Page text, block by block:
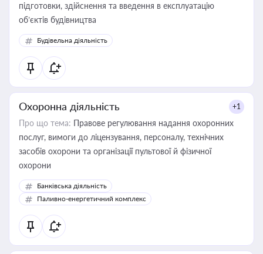
підготовки, здійснення та введення в експлуатацію
об’єктів будівництва
Будівельна діяльність
Охоронна діяльність +1
Про що тема: Правове регулювання надання охоронних
послуг, вимоги до ліцензування, персоналу, технічних
засобів охорони та організації пультової й фізичної
охорони
Банківська діяльність
Паливно-енергетичний комплекс